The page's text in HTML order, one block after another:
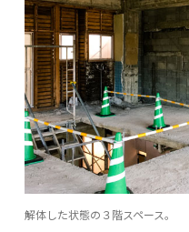
解体した状態の３階スペース。